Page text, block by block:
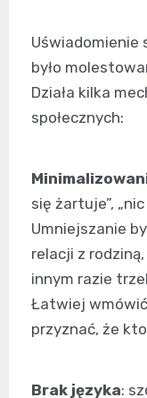
Uświadomienie
było
Działa kilka
społecznych:
się żartuje”,
Umniejszanie
relacji z
innym razie
Łatwiej
przyznać, że
Brak języka: